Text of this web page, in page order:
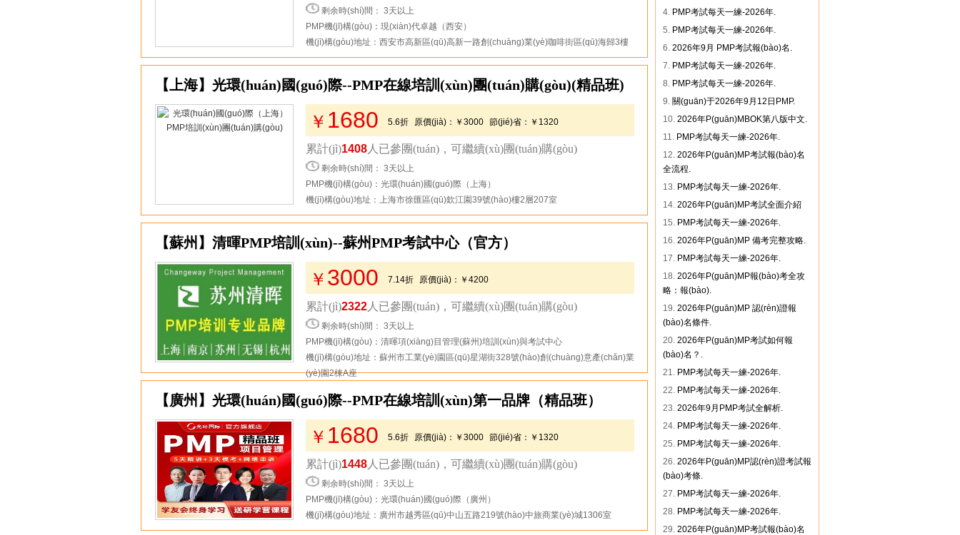
剩余時(shí)間： 3天以上
PMP機(jī)構(gòu)：現(xiàn)代卓越（西安）
機(jī)構(gòu)地址：西安市高新區(qū)高新一路創(chuàng)業(yè)咖啡街區(qū)海歸3樓
12
【上海】光環(huán)國(guó)際--PMP在線培訓(xùn)團(tuán)購(gòu)(精品班)
￥ 1680 5.6折 原價(jià)： ￥3000 節(jié)省： ￥1320
累計(jì)1408 人已參團(tuán)，可繼續(xù)團(tuán)購(gòu)
剩余時(shí)間： 3天以上
PMP機(jī)構(gòu)：光環(huán)國(guó)際（上海）
機(jī)構(gòu)地址：上海市徐匯區(qū)欽江園39號(hào)樓2層207室
13
【蘇州】清暉PMP培訓(xùn)--蘇州PMP考試中心（官方）
￥ 3000 7.14折 原價(jià)： ￥4200
節(jié)省：￥1200
累計(jì)2322 人已參團(tuán)，可繼續(xù)團(tuán)購(gòu)
剩余時(shí)間： 3天以上
PMP機(jī)構(gòu)：清暉項(xiàng)目管理(蘇州)培訓(xùn)與考試中心
機(jī)構(gòu)地址：蘇州市工業(yè)園區(qū)星湖街328號(hào)創(chuàng)意產(chǎn)業
(yè)園2棟A座
14
【廣州】光環(huán)國(guó)際--PMP在線培訓(xùn)第一品牌（精品班）
￥ 1680 5.6折 原價(jià)： ￥3000 節(jié)省： ￥1320
累計(jì)1448 人已參團(tuán)，可繼續(xù)團(tuán)購(gòu)
剩余時(shí)間： 3天以上
PMP機(jī)構(gòu)：光環(huán)國(guó)際（廣州）
機(jī)構(gòu)地址：廣州市越秀區(qū)中山五路219號(hào)中旅商業(yè)城1306室
4. PMP考試每天一練-2026年.
5. PMP考試每天一練-2026年.
6. 2026年9月 PMP考試報(bào)名.
7. PMP考試每天一練-2026年.
8. PMP考試每天一練-2026年.
9. 關(guān)于2026年9月12日PMP.
10. 2026年P(guān)MBOK第八版中文.
11. PMP考試每天一練-2026年.
12. 2026年P(guān)MP考試報(bào)名
全流程.
13. PMP考試每天一練-2026年.
14. 2026年P(guān)MP考試全面介紹
15. PMP考試每天一練-2026年.
16. 2026年P(guān)MP 備考完整攻略.
17. PMP考試每天一練-2026年.
18. 2026年P(guān)MP報(bào)考全攻
略：報(bào).
19. 2026年P(guān)MP 認(rèn)證報
(bào)名條件.
20. 2026年P(guān)MP考試如何報
(bào)名？.
21. PMP考試每天一練-2026年.
22. PMP考試每天一練-2026年.
23. 2026年9月PMP考試全解析.
24. PMP考試每天一練-2026年.
25. PMP考試每天一練-2026年.
26. 2026年P(guān)MP認(rèn)證考試報
(bào)考條.
27. PMP考試每天一練-2026年.
28. PMP考試每天一練-2026年.
29. 2026年P(guān)MP考試報(bào)名